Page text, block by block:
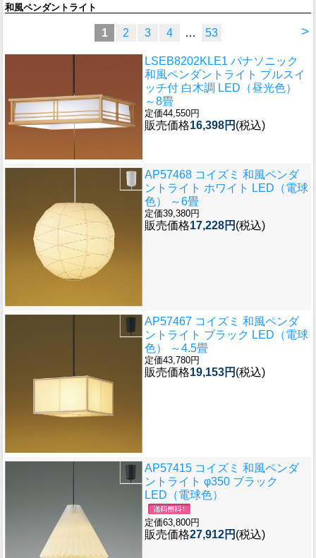
和風ペンダントライト
>
1 2 3 4 … 53
LSEB8202KLE1 パナソニック
和風ペンダントライト プルスイ
ッチ付 白木調 LED（昼光色）
～8畳
定価44,550円
販売価格16,398円 (税込)
AP57468 コイズミ 和風ペンダ
ントライト ホワイト LED（電球
色） ～6畳
定価39,380円
販売価格17,228円 (税込)
AP57467 コイズミ 和風ペンダ
ントライト ブラック LED（電球
色） ～4.5畳
定価43,780円
販売価格19,153円 (税込)
AP57415 コイズミ 和風ペンダ
ントライト φ350 ブラック
LED（電球色）
定価63,800円
販売価格27,912円 (税込)